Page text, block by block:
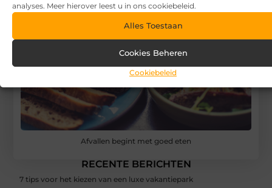
analyses. Meer hierover leest u in ons cookiebeleid.
Alles Toestaan
Cookies Beheren
Cookiebeleid
Afvallen begint met goed eten
RECENTE BERICHTEN
7 tips voor het kiezen van een luxe vakantiepark